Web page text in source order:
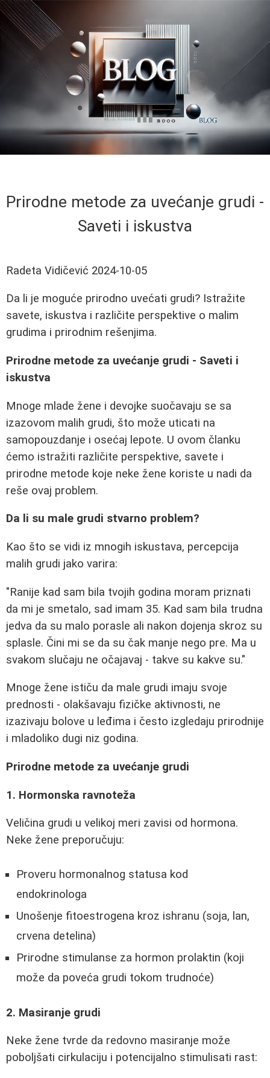
Prirodne metode za uvećanje grudi -
Saveti i iskustva
Radeta Vidičević 2024-10-05
Da li je moguće prirodno uvećati grudi? Istražite
savete, iskustva i različite perspektive o malim
grudima i prirodnim rešenjima.
Prirodne metode za uvećanje grudi - Saveti i
iskustva
Mnoge mlade žene i devojke suočavaju se sa
izazovom malih grudi, što može uticati na
samopouzdanje i osećaj lepote. U ovom članku
ćemo istražiti različite perspektive, savete i
prirodne metode koje neke žene koriste u nadi da
reše ovaj problem.
Da li su male grudi stvarno problem?
Kao što se vidi iz mnogih iskustava, percepcija
malih grudi jako varira:
"Ranije kad sam bila tvojih godina moram priznati
da mi je smetalo, sad imam 35. Kad sam bila trudna
jedva da su malo porasle ali nakon dojenja skroz su
splasle. Čini mi se da su čak manje nego pre. Ma u
svakom slučaju ne očajavaj - takve su kakve su."
Mnoge žene ističu da male grudi imaju svoje
prednosti - olakšavaju fizičke aktivnosti, ne
izazivaju bolove u leđima i često izgledaju prirodnije
i mladoliko dugi niz godina.
Prirodne metode za uvećanje grudi
1. Hormonska ravnoteža
Veličina grudi u velikoj meri zavisi od hormona.
Neke žene preporučuju:
Proveru hormonalnog statusa kod
endokrinologa
Unošenje fitoestrogena kroz ishranu (soja, lan,
crvena detelina)
Prirodne stimulanse za hormon prolaktin (koji
može da poveća grudi tokom trudnoće)
2. Masiranje grudi
Neke žene tvrde da redovno masiranje može
poboljšati cirkulaciju i potencijalno stimulisati rast: